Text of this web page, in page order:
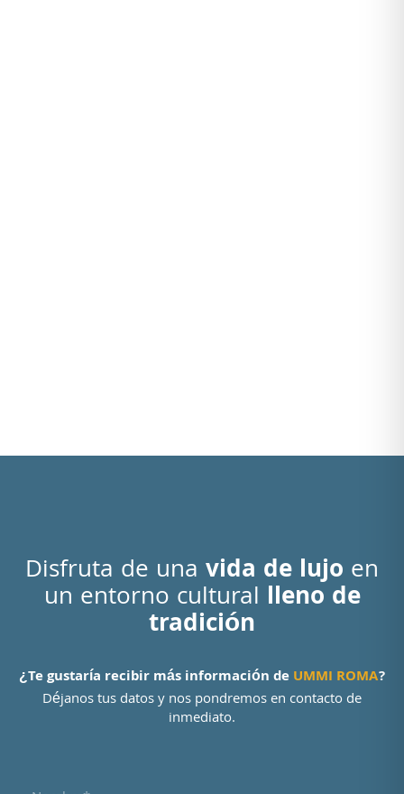
Disfruta de una vida de lujo en
un entorno cultural lleno de
tradición
¿Te gustaría recibir más información deUMMI ROMA?
Déjanos tus datos y nos pondremos en contacto de
inmediato.